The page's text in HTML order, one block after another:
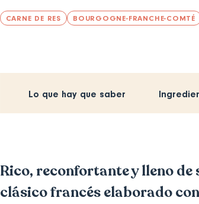
CARNE DE RES BOURGOGNE-FRANCHE-COMTÉ
Lo que hay que saber
Rico, reconfortante y lleno de
clásico francés elaborado